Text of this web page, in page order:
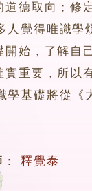
道德取向；修
得唯識學煩
開始，了解自
實重要，所以
礎將從《大
： 釋覺泰